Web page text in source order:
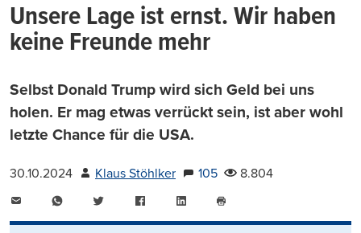
Unsere Lage ist ernst. Wir haben
keine Freunde mehr
Selbst Donald Trump wird sich Geld bei uns
holen. Er mag etwas verrückt sein, ist aber wohl
letzte Chance für die USA.
30.10.2024 Klaus Stöhlker 105
8.804
WhatsAppTwitter FacebookLinkedIn
drucken